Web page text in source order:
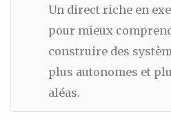
Un direct riche en
pour mieux
construire des
plus autonomes et
aléas.